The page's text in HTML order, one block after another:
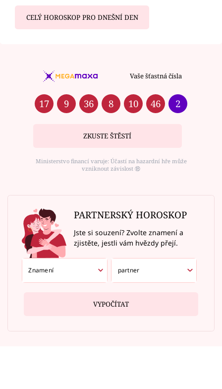
CELÝ HOROSKOP PRO DNEŠNÍ DEN
Vaše šťastná čísla
17 9 36 8 10 46 2
ZKUSTE ŠTĚSTÍ
Ministerstvo financí varuje: Účastí na hazardní hře může
vzniknout závislost ⑱
PARTNERSKÝ HOROSKOP
Jste si souzení? Zvolte znamení a
zjistěte, jestli vám hvězdy přejí.
VYPOČÍTAT